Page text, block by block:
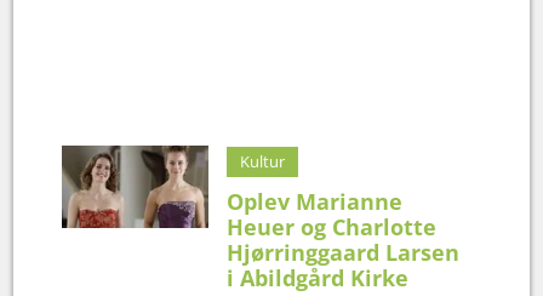
Kultur
Oplev Marianne
Heuer og Charlotte
Hjørringgaard Larsen
i Abildgård Kirke